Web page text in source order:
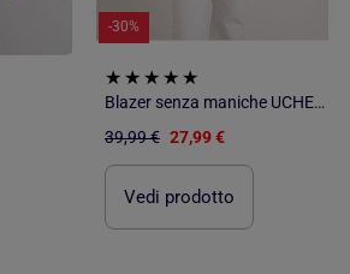
-30%
Blazer senza maniche UCHENA
39,99 € 27,99 €
Vedi prodotto